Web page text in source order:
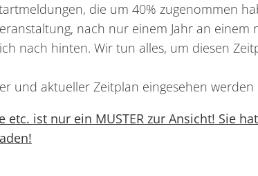
die um 40% zugenommen
nach nur einem Jahr an
nach hinten. Wir tun alles, um diesen
und aktueller Zeitplan eingesehen werden
ist nur ein MUSTER zur Ansicht! Sie